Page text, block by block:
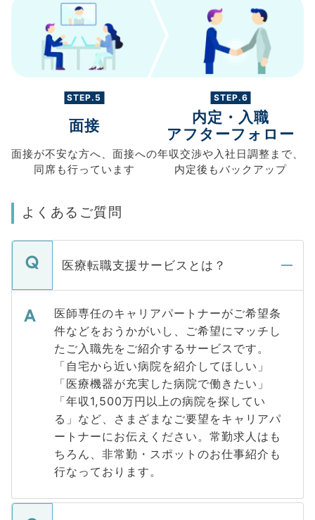
STEP.5
面接
面接が不安な方へ、 面接への
同席も行っています
STEP.6
内定・入職
アフターフォロー
年収交渉や入社日調整まで、
内定後もバックアップ
よくあるご質問
医療転職支援サービスとは？
医師専任のキャリアパートナーがご希望条
件などをおうかがいし、ご希望にマッチし
たご入職先をご紹介するサービスです。
「自宅から近い病院を紹介してほしい」
「医療機器が充実した病院で働きたい」
「年収1,500万円以上の病院を探してい
る」など、さまざまなご要望をキャリアパ
ートナーにお伝えください。常勤求人はも
ちろん、非常勤・スポットのお仕事紹介も
行なっております。